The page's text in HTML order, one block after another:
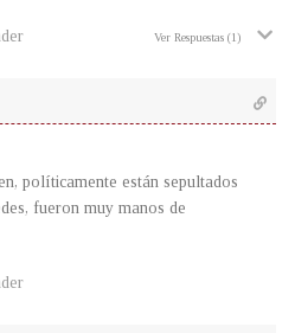
Ver Respuestas (1)
políticamente están sepultados
fueron muy manos de